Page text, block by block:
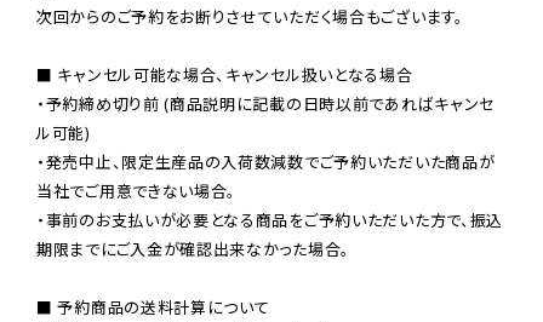
次回からのご予約をお断りさせていただく場合もございます。
■ キャンセル可能な場合、キャンセル扱いとなる場合
・予約締め切り前 (商品説明に記載の日時以前であればキャンセ
ル可能)
・発売中止、限定生産品の入荷数減数でご予約いただいた商品が
当社でご用意できない場合。
・事前のお支払いが必要となる商品をご予約いただいた方で、振込
期限までにご入金が確認出来なかった場合。
■ 予約商品の送料計算について